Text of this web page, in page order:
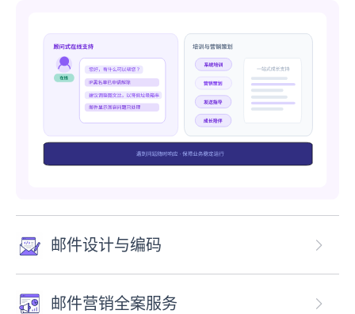
邮件设计与编码
邮件营销全案服务